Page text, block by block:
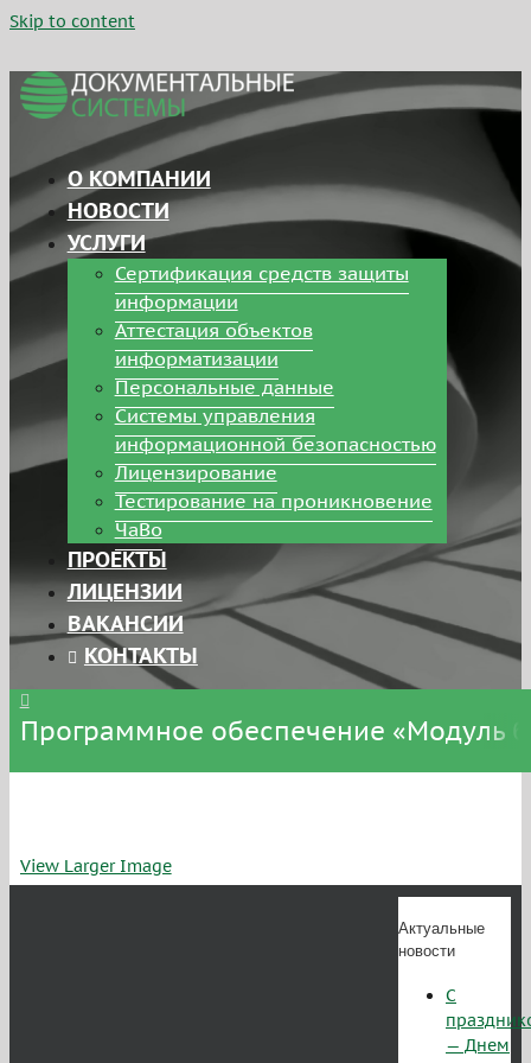
Skip to content
О КОМПАНИИ
НОВОСТИ
УСЛУГИ
Сертификация средств защиты
информации
Аттестация объектов
информатизации
Персональные данные
Системы управления
информационной безопасностью
Лицензирование
Тестирование на проникновение
ЧаВо
ПРОЕКТЫ
ЛИЦЕНЗИИ
ВАКАНСИИ
КОНТАКТЫ
Программное обеспечение «Модуль
View Larger Image
Актуальные
новости
С
— Днем